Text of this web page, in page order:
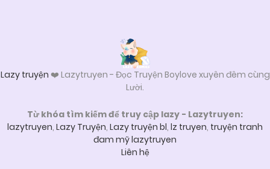
Lazy truyện ❤️ Lazytruyen - Đọc Truyện Boylove xuyên đêm cùng
Lười.
Từ khóa tìm kiếm để truy cập lazy - Lazytruyen:
lazytruyen, Lazy Truyện, Lazy truyện bl, lz truyen, truyện tranh
đam mỹ lazytruyen
Liên hệ